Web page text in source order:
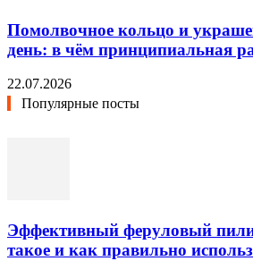
Помолвочное кольцо и
день: в чём принципиальная
22.07.2026
Популярные посты
Эффективный феруловый
такое и как правильно